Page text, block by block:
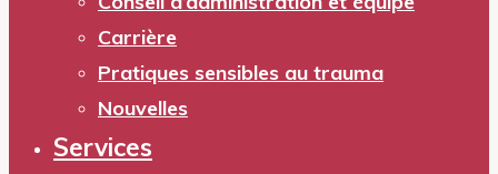
Carrière
Pratiques sensibles au trauma
Nouvelles
Services